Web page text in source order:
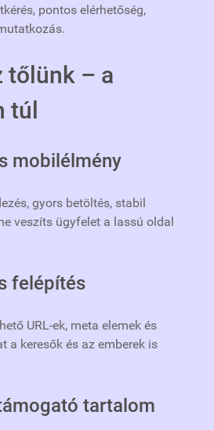
pontos elérhetőség,
tőlünk – a
túl
mobilélmény
gyors betöltés, stabil
veszíts ügyfelet a lassú oldal
felépítés
URL‑ek, meta elemek és
a keresők és az emberek is
tartalom